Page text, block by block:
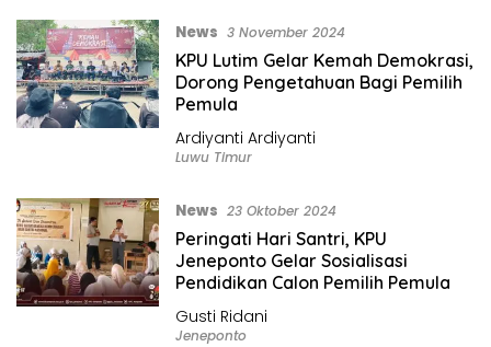
News 3 November 2024
KPU Lutim Gelar Kemah Demokrasi,
Dorong Pengetahuan Bagi Pemilih
Pemula
Ardiyanti Ardiyanti
Luwu Timur
News 23 Oktober 2024
Peringati Hari Santri, KPU
Jeneponto Gelar Sosialisasi
Pendidikan Calon Pemilih Pemula
Gusti Ridani
Jeneponto